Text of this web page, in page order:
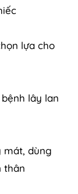
lựa cho
lây lan
mát, dùng
thân